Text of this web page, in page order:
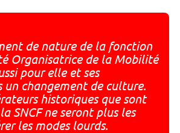
de nature de la fonction
Organisatrice de la Mobilité
pour elle et ses
un changement de culture.
historiques que sont
SNCF ne seront plus les
les modes lourds.